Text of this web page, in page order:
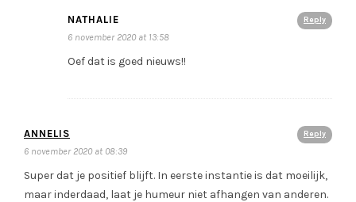
Reply
NATHALIE
6 november 2020 at 13:58
Oef dat is goed nieuws!!
Reply
ANNELIS
6 november 2020 at 08:39
Super dat je positief blijft. In eerste instantie is dat moeilijk,
maar inderdaad, laat je humeur niet afhangen van anderen.